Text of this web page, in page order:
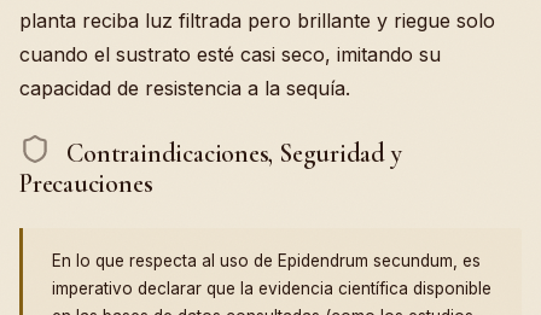
planta reciba luz filtrada pero brillante y riegue solo
cuando el sustrato esté casi seco, imitando su
capacidad de resistencia a la sequía.
Contraindicaciones, Seguridad y
Precauciones
En lo que respecta al uso de Epidendrum secundum, es
imperativo declarar que la evidencia científica disponible